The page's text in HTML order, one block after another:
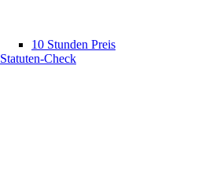
10 Stunden Preis
Statuten-Check